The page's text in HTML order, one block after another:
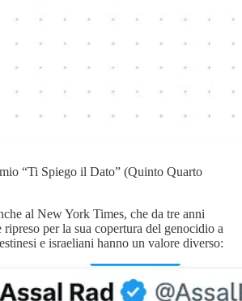
“Ti Spiego il Dato” (Quinto Quarto
al New York Times, che da tre anni
per la sua copertura del genocidio a
e israeliani hanno un valore diverso: